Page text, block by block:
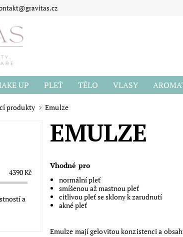
@gravitas.cz
UP PLEŤ TĚLO VLASY
HODNOCENÍ OBCHODU
produkty Emulze
EMULZE
Vhodné pro
normální pleť
smíšenou až mastnou pleť
citlivou pleť se sklony k zarudnutí
akné pleť
Emulze mají gelovitou konzistenci a
4390Kč
a